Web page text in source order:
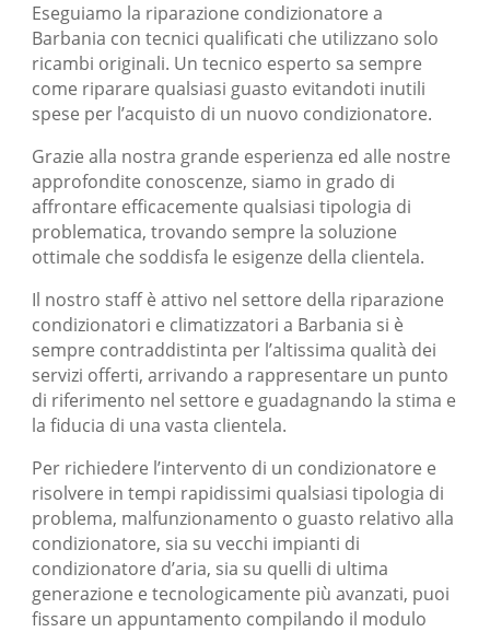
Eseguiamo la riparazione condizionatore a
Barbania con tecnici qualificati che utilizzano solo
ricambi originali. Un tecnico esperto sa sempre
come riparare qualsiasi guasto evitandoti inutili
spese per l’acquisto di un nuovo condizionatore.
Grazie alla nostra grande esperienza ed alle nostre
approfondite conoscenze, siamo in grado di
affrontare efficacemente qualsiasi tipologia di
problematica, trovando sempre la soluzione
ottimale che soddisfa le esigenze della clientela.
Il nostro staff è attivo nel settore della riparazione
condizionatori e climatizzatori a Barbania si è
sempre contraddistinta per l’altissima qualità dei
servizi offerti, arrivando a rappresentare un punto
di riferimento nel settore e guadagnando la stima e
la fiducia di una vasta clientela.
Per richiedere l’intervento di un condizionatore e
risolvere in tempi rapidissimi qualsiasi tipologia di
problema, malfunzionamento o guasto relativo alla
condizionatore, sia su vecchi impianti di
condizionatore d’aria, sia su quelli di ultima
generazione e tecnologicamente più avanzati, puoi
fissare un appuntamento compilando il modulo